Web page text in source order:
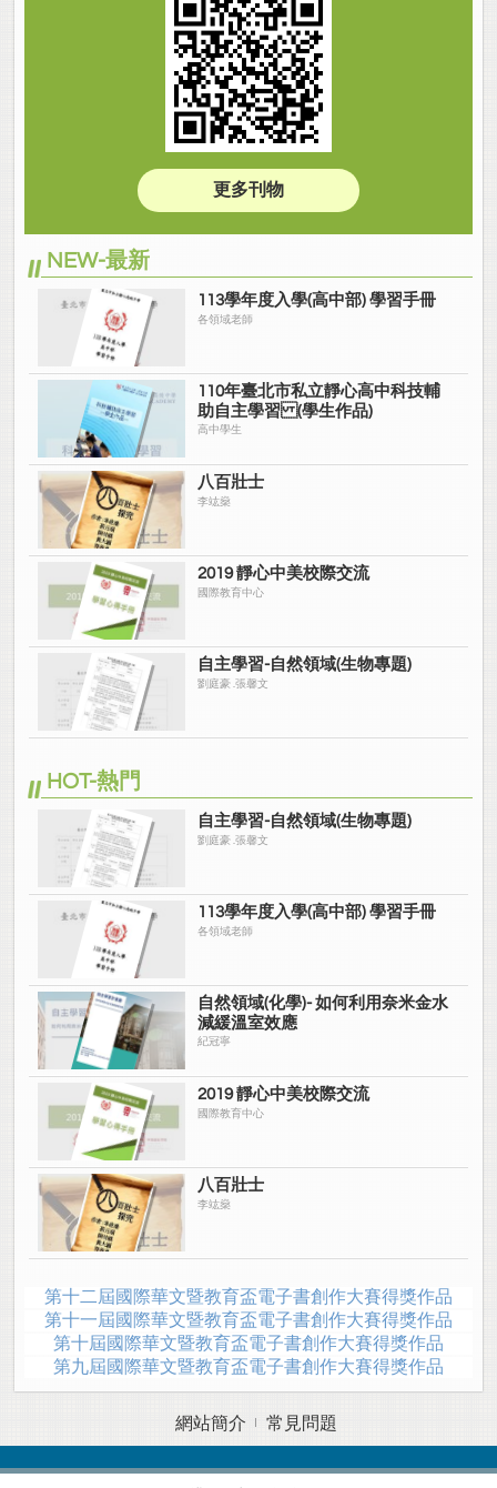
更多刊物
NEW-最新
113學年度入學(高中部) 學習手冊
各領域老師
110年臺北市私立靜心高中科技輔
助自主學習 (學生作品)
高中學生
八百壯士
李竑燊
2019 靜心中美校際交流
國際教育中心
自主學習-自然領域(生物專題)
劉庭豪 .張馨文
HOT-熱門
自主學習-自然領域(生物專題)
劉庭豪 .張馨文
113學年度入學(高中部) 學習手冊
各領域老師
自然領域(化學)- 如何利用奈米金水
減緩溫室效應
紀冠寧
2019 靜心中美校際交流
國際教育中心
八百壯士
李竑燊
第十二屆國際華文暨教育盃電子書創作大賽得獎作品
第十一屆國際華文暨教育盃電子書創作大賽得獎作品
第十屆國際華文暨教育盃電子書創作大賽得獎作品
第九屆國際華文暨教育盃電子書創作大賽得獎作品
網站簡介 常見問題